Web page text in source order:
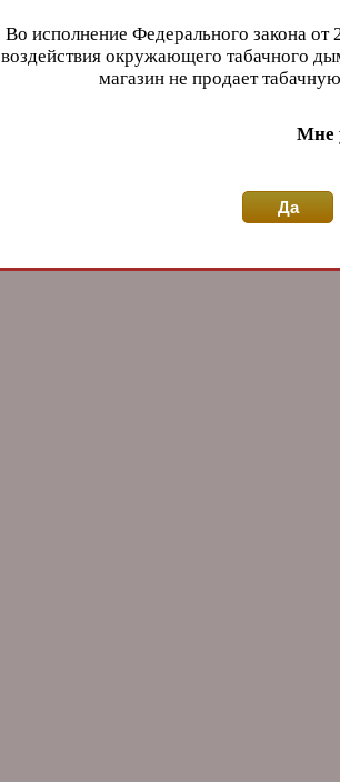
Во исполнение Федерального закона
воздействия окружающего табачного
магазин не продает
Мне
Да